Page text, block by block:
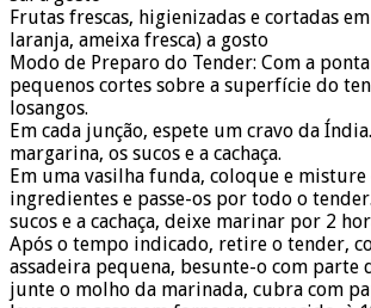
Frutas frescas, higienizadas e cortadas
laranja, ameixa fresca) a gosto
Modo de Preparo do Tender: Com a
pequenos cortes sobre a superfície do
losangos.
Em cada junção, espete um cravo da
margarina, os sucos e a cachaça.
Em uma vasilha funda, coloque e misture
ingredientes e passe-os por todo o
sucos e a cachaça, deixe marinar por 2
Após o tempo indicado, retire o tender,
assadeira pequena, besunte-o com parte
junte o molho da marinada, cubra com